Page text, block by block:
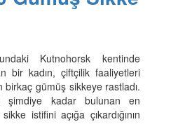
Kutnohorsk kentinde
bir kadın, çiftçilik faaliyetleri
birkaç gümüş sikkeye rastladı.
şimdiye kadar bulunan en
istifini açığa çıkardığının